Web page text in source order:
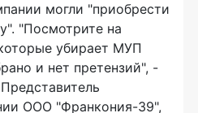
могли "приобрести
"Посмотрите на
убирает МУП
и нет претензий", -
ООО "Франкония-39",